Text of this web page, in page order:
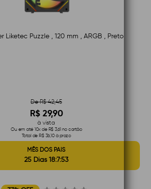
Liketec Puzzle , 120 mm , ARGB , Preto
De R$ 42,45
R$ 29,90
à vista
Ou em até 10x de R$ 3,61 no cartão
Total de R$ 36,10 à prazo
MÊS DOS PAIS
25 Dias 18:7:52